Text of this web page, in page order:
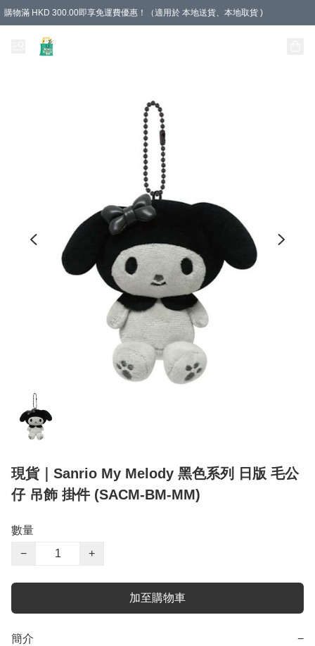
購物滿 HKD 300.00即享免運費優惠！（適用於 本地送貨、本地取貨 )
現貨｜Sanrio My Melody 黑色系列 日版 毛公
仔 吊飾 掛件 (SACM-BM-MM)
數量
−
+
加至購物車
簡介 −